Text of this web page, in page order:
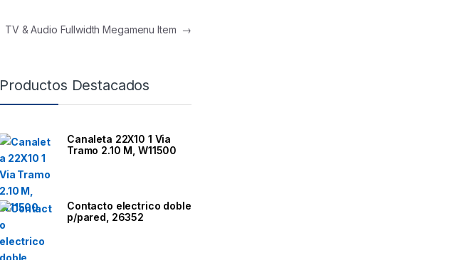
TV & Audio Fullwidth Megamenu Item →
Productos Destacados
Canaleta 22X10 1 Via
Tramo 2.10 M, W11500
Contacto electrico doble
p/pared, 26352